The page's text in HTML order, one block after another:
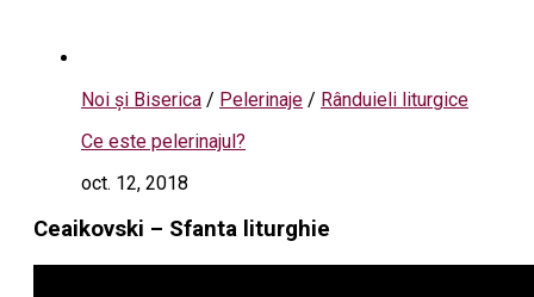
Noi și Biserica / Pelerinaje / Rânduieli liturgice
Ce este pelerinajul?
oct. 12, 2018
Ceaikovski – Sfanta liturghie